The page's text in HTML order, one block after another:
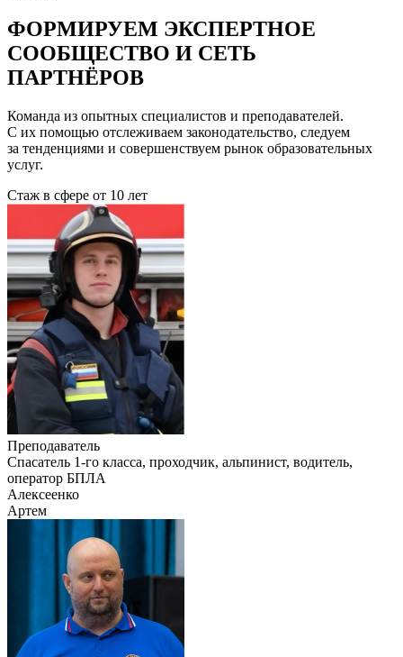
ФОРМИРУЕМ ЭКСПЕРТНОЕ
СООБЩЕСТВО И СЕТЬ
ПАРТНЁРОВ
Команда из опытных специалистов и преподавателей.
С их помощью отслеживаем законодательство, следуем
за тенденциями и совершенствуем рынок образовательных
услуг.
Стаж в сфере от 10 лет
Преподаватель
Cпасатель 1-го класса, проходчик, альпинист, водитель,
оператор БПЛА
Алексеенко
Артем